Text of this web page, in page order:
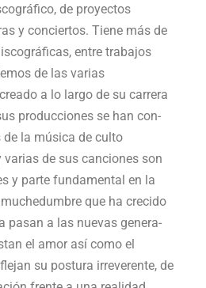
de proyectos
y conciertos. Tiene más de
entre trabajos
de las varias
a lo largo de su carrera
producciones se han con­
de la música de cul­to
varias de sus can­ciones son
y parte fundamental en la
que ha crecido
pasan a las nuevas genera­
el amor así como el
su postura irreverente, de